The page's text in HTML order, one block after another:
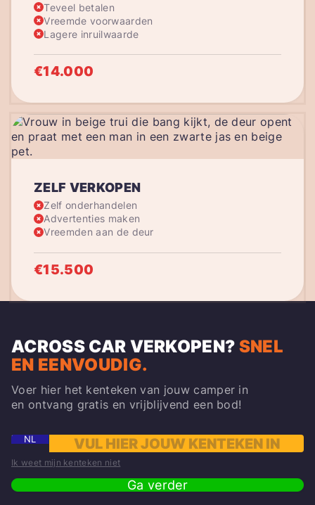
Teveel betalen
Vreemde voorwaarden
Lagere inruilwaarde
€14.000
ZELF VERKOPEN
Zelf onderhandelen
Advertenties maken
Vreemden aan de deur
€15.500
ACROSS CAR VERKOPEN? SNEL
EN EENVOUDIG.
Voer hier het kenteken van jouw camper in
en ontvang gratis en vrijblijvend een bod!
NL
Ik weet mijn kenteken niet
Ga verder